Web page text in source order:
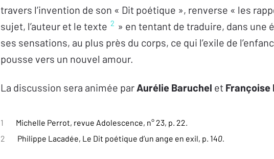
travers l’invention de son « Dit poétique », renverse « les
sujet, l’auteur et le texte 2 » en tentant de traduire, dans une
ses sensations, au plus près du corps, ce qui l’exile de
pousse vers un nouvel amour.
La discussion sera animée par Aurélie Baruchel et Françoise
1
Michelle Perrot, revue Adolescence, n° 23, p. 22.
2
Philippe Lacadée, Le Dit poétique d’un ange en exil, p. 140.